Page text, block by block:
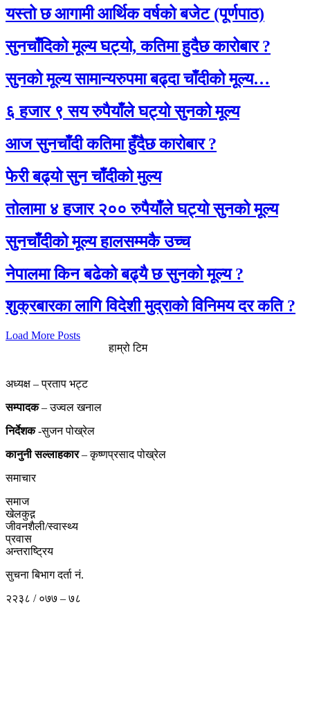
यस्तो छ आगामी आर्थिक वर्षको बजेट (पूर्णपाठ)
सुनचाँदिको मूल्य घट्यो, कतिमा हुदैछ कारोबार ?
सुनको मूल्य सामान्यरुपमा बढ्दा चाँदीको मूल्य…
६ हजार ९ सय रुपैयाँले घट्यो सुनको मूल्य
आज सुनचाँदी कतिमा हुँदैछ कारोबार ?
फेरी बढ्यो सुन चाँदीको मुल्य
तोलामा ४ हजार २०० रुपैयाँले घट्यो सुनको मूल्य
सुनचाँदीको मूल्य हालसम्मकै उच्च
नेपालमा किन बढेको बढ्यै छ सुनको मूल्य ?
शुक्रबारका लागि विदेशी मुद्राको विनिमय दर कति ?
Load More Posts
हाम्रो टिम
अध्यक्ष – प्रताप भट्ट
सम्पादक– उज्वल खनाल
निर्देशक-सुजन पोख्रेल
कानुनी सल्लाहकार– कृष्णप्रसाद पोख्रेल
समाचार
समाज
खेलकुद़़
जीवनशैली/स्वास्थ्य
प्रवास
अन्तराष्ट्रिय
सुचना बिभाग दर्ता नं.
२२३८ / ०७७ – ७८